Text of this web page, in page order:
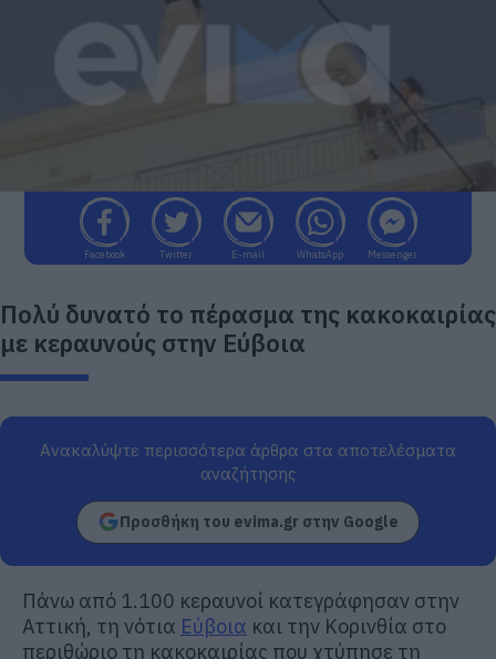
Facebook Twitter E-mail WhatsApp Messenger
Πολύ δυνατό το πέρασμα της κακοκαιρίας
με κεραυνούς στην Εύβοια
Ανακαλύψτε περισσότερα άρθρα στα αποτελέσματα
αναζήτησης
Προσθήκη του evima.gr στην Google
Πάνω από 1.100 κεραυνοί κατεγράφησαν στην
Αττική, τη νότια Εύβοια και την Κορινθία στο
περιθώριο τη κακοκαιρίας που χτύπησε τη